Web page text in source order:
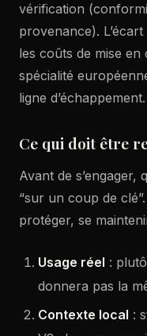
vérification
provenance).
les coûts de mise
spécialité
ligne d’échappement.
Ce qui doit être
Avant de s’engager,
“sur un coup de
protéger, se
Usage réel :
donnera pas la
Contexte local :